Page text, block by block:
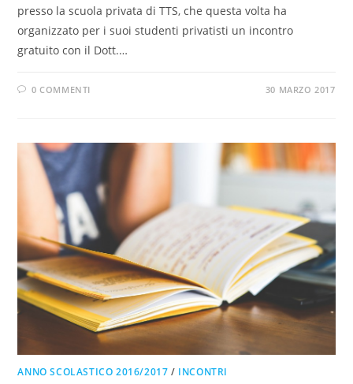
presso la scuola privata di TTS, che questa volta ha
organizzato per i suoi studenti privatisti un incontro
gratuito con il Dott.…
0 COMMENTI 30 MARZO 2017
ANNO SCOLASTICO 2016/2017 / INCONTRI